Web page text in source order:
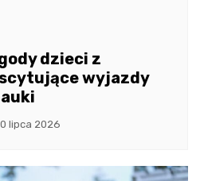
dzieci z
wyjazdy
lipca 2026